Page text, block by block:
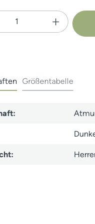
Anzahl: Gib
Größentabelle